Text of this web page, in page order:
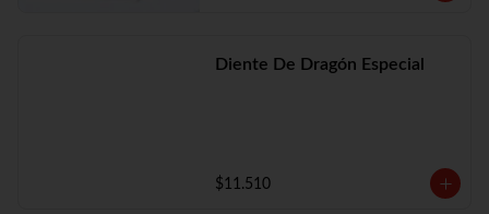
Diente De Dragón Especial
$11.510